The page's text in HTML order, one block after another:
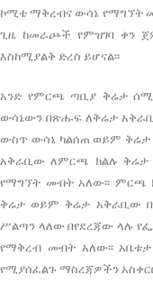
ኮሚቴ ማቅረብና ውሳኔ የማግኘት
ጊዜ ከመራጮች የምዝገባ ቀን
እስከሚያልቅ ድረስ ይሆናል፡፡
አንድ የምርጫ ጣቢያ ቅሬታ
ውሳኔውን በጽሑፍ ለቅሬታ
ውስጥ ውሳኔ ካልሰጠ ወይም
አቅራቢው ለምርጫ ክልሉ ቅሬታ
የማግኘት መብት አለው፡፡ ምርጫ
ቅሬታ ወይም ቅሬታ አቅራቢው
ሥልጣን ላለው በየደረጃው ላሉ
የማቅረብ መብት አለው፡፡
የሚያሰፈልጉ ማስረጃዎችን